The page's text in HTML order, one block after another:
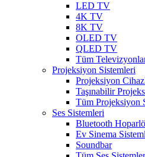
LED TV
4K TV
8K TV
OLED TV
QLED TV
Tüm
Projeksiyon Sistemleri
Projeksiyon
Taşınabilir
Tüm Projeksiyon
Ses Sistemleri
Bluetooth
Ev Sinema
Soundbar